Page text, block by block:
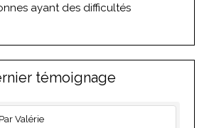
ayant des difficultés
témoignage
Par Valérie